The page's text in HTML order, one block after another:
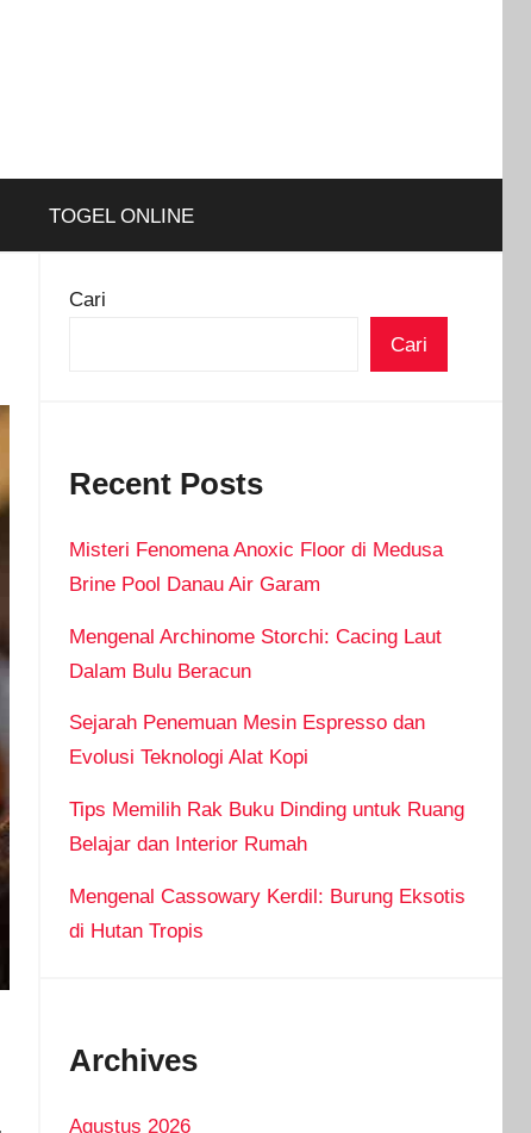
TOGEL ONLINE
Cari
Cari
Recent Posts
Misteri Fenomena Anoxic Floor di Medusa
Brine Pool Danau Air Garam
Mengenal Archinome Storchi: Cacing Laut
Dalam Bulu Beracun
Sejarah Penemuan Mesin Espresso dan
Evolusi Teknologi Alat Kopi
Tips Memilih Rak Buku Dinding untuk Ruang
Belajar dan Interior Rumah
Mengenal Cassowary Kerdil: Burung Eksotis
di Hutan Tropis
Archives
Agustus 2026